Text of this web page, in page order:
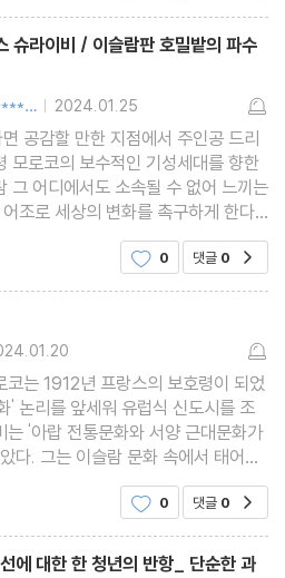
슈라이비 / 이슬람판 호밀밭의 파수
m******************2 | 2024.01.25
공감할 만한 지점에서 주인공 드리
모로코의 보수적인 기성세대를 향한
그 어디에서도 소속될 수 없어 느끼는
조로 세상의 변화를 촉구하게 한다.
수 있겠다 싶어 읽기 시작한 『단순한
했고 공감하면
0 댓글 0
는 1912년 프랑스의 보호령이 되었
다. 그는 이슬람 문화 속에서 태어나
이슬람 교리를 배웠으나 초등학교 때
스 문화와 언어,
0 댓글 0
에 대한 한 청년의 반항_ 단순한 과